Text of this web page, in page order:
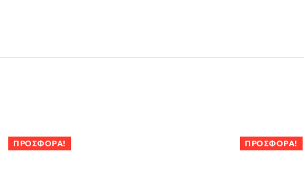
ΠΡΟΣΦΟΡΆ! ΠΡΟΣΦΟΡΆ!